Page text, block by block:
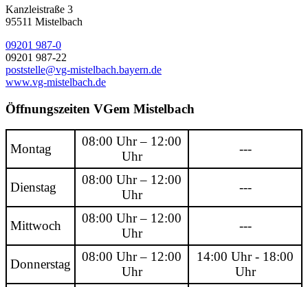
Kanzleistraße 3
95511 Mistelbach
09201 987-0
09201 987-22
poststelle@vg-mistelbach.bayern.de
www.vg-mistelbach.de
Öffnungszeiten VGem Mistelbach
Montag
08:00 Uhr – 12:00
Uhr
---
Dienstag
08:00 Uhr – 12:00
Uhr
---
Mittwoch
08:00 Uhr – 12:00
Uhr
---
Donnerstag
08:00 Uhr – 12:00
Uhr
14:00 Uhr - 18:00
Uhr